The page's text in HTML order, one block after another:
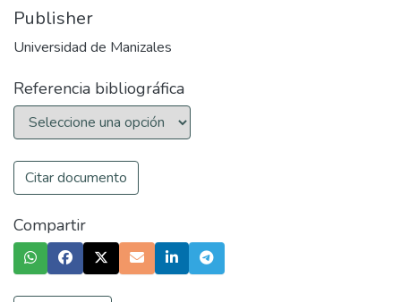
Publisher
Universidad de Manizales
Referencia bibliográfica
Citar documento
Compartir